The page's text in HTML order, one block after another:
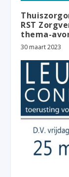
RST
thema-
30 maart 2023